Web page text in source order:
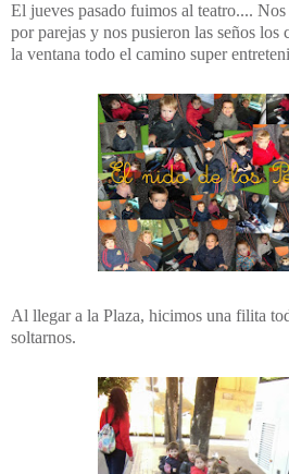
El jueves pasado fuimos al teatro....
por parejas y nos pusieron las seños
la ventana todo el camino super
Al llegar a la Plaza, hicimos una filita
soltarnos.